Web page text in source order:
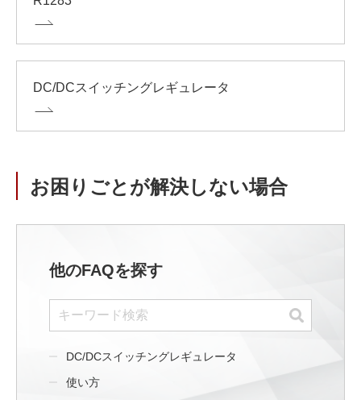
DC/DCスイッチングレギュレータ
お困りごとが解決しない場合
他のFAQを探す
DC/DCスイッチングレギュレータ
使い方